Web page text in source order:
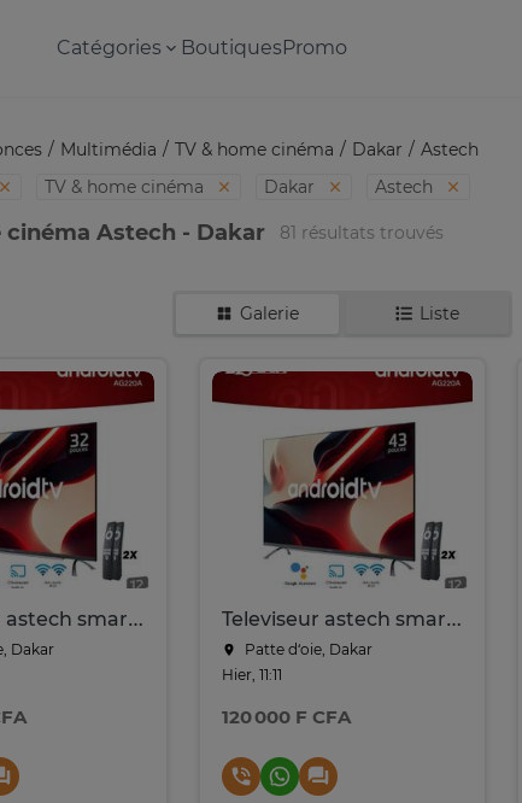
Catégories BoutiquesPromo
Multimédia TV & home cinéma Dakar
Astech
TV & home cinéma Dakar Astech
cinéma Astech - Dakar 81 résultats trouvés
Galerie Liste
Televiseur astech smart tv 32pouce neuf
Dakar
Televiseur astech smart tv 43pouce neuf
Patte d‘oie, Dakar
Hier, 11:11
120 000 F CFA